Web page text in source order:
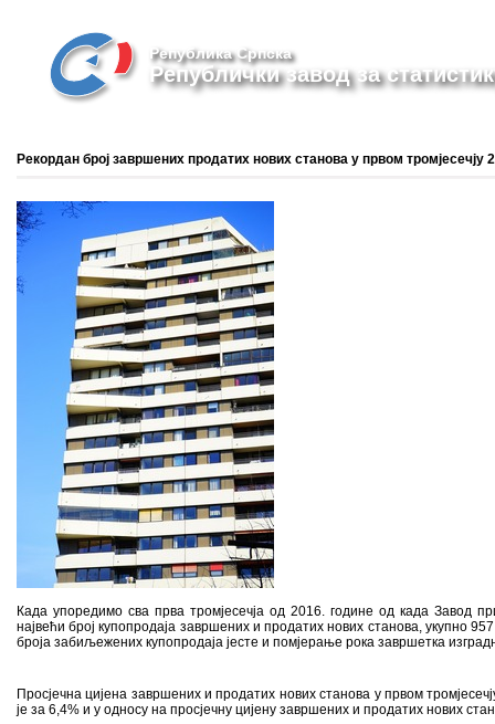
Република Српска
Републички завод за
Рекордан број завршених продатих нових станова у првом тромјесечју
Када упоредимо сва прва тромјесечја од 2016. године од када Завод
највећи број купопродаја завршених и продатих нових станова, укупно
броја забиљежених купопродаја јесте и помјерање рока завршетка
Просјечна цијена завршених и продатих нових станова у првом
је за 6,4% и у односу на просјечну цијену завршених и продатих нових